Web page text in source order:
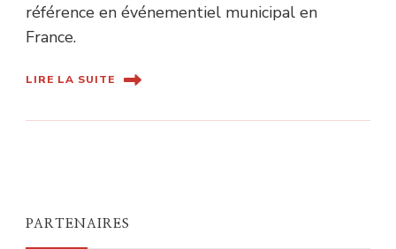
référence en événementiel municipal en
France.
LIRE LA SUITE
PARTENAIRES